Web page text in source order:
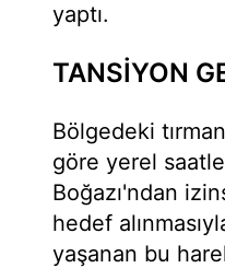
yaptı.
TANSİYON
Bölgedeki
göre yerel
Boğazı'ndan
hedef
yaşanan bu